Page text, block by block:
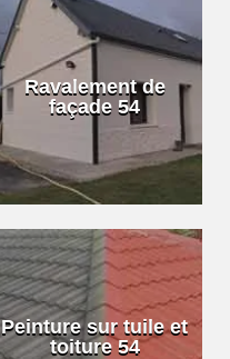
Ravalement de
façade 54
Peinture sur tuile et
toiture 54